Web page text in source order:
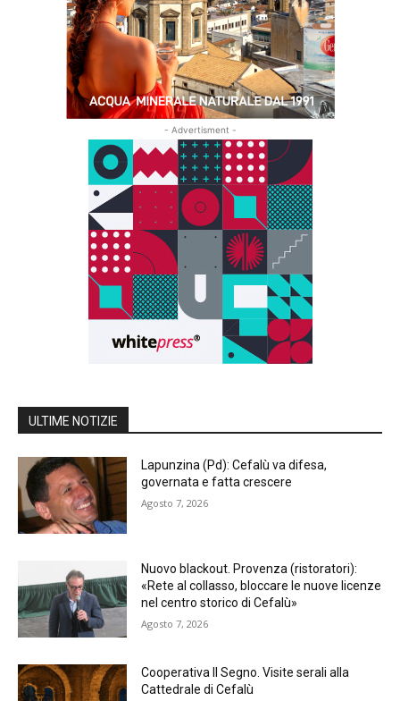
- Advertisment -
ULTIME NOTIZIE
Lapunzina (Pd): Cefalù va difesa,
governata e fatta crescere
Agosto 7, 2026
Nuovo blackout. Provenza (ristoratori):
«Rete al collasso, bloccare le nuove licenze
nel centro storico di Cefalù»
Agosto 7, 2026
Cooperativa Il Segno. Visite serali alla
Cattedrale di Cefalù